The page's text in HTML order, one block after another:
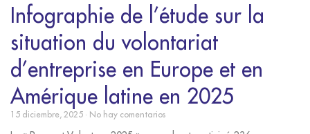
Infographie de l’étude sur la
situation du volontariat
d’entreprise en Europe et en
Amérique latine en 2025
15 diciembre, 2025 No hay comentarios